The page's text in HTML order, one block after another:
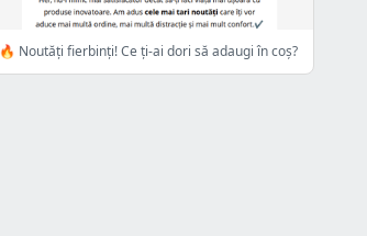
🔥 Noutăți fierbinți! Ce ți-ai dori să adaugi în coș?